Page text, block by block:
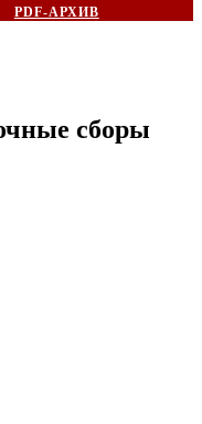
PDF-АРХИВ
сборы